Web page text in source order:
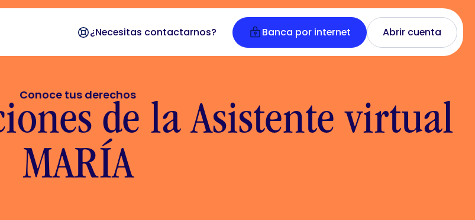
¿Necesitas contactarnos? Banca por internet Abrir cuenta
Conoce tus derechos
de la Asistente virtual
MARÍA